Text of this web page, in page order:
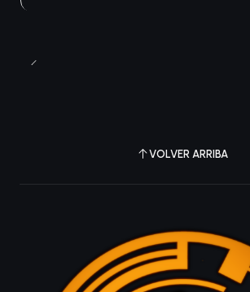
VOLVER ARRIBA